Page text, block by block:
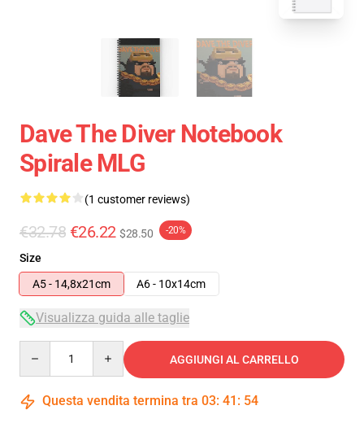
Dave The Diver Notebook
Spirale MLG
(1 customer reviews)
€32.78 €26.22 $28.50 -20%
Size
A5 - 14,8x21cm
A6 - 10x14cm
Visualizza guida alle taglie
AGGIUNGI AL CARRELLO
Questa vendita termina tra 03: 41 : 54